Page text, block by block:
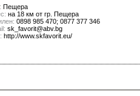
Пещера
на 18 км от гр. Пещера
0898 985 470; 0877 377 346
sk_favorit@abv.bg
http://www.skfavorit.eu/